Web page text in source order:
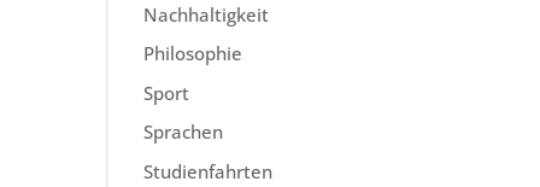
Nachhaltigkeit
Philosophie
Sport
Sprachen
Studienfahrten